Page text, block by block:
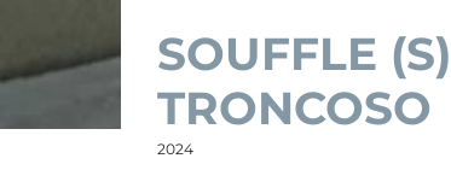
SOUFFLE
TRONCOSO
2024